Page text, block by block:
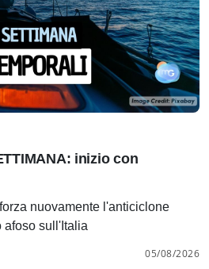
inizio con
nuovamente l'anticiclone
afoso sull'Italia
05/08/2026